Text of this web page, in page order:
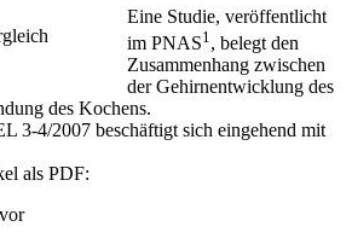
Eine Studie, veröffentlicht
im PNAS1 , belegt den
Zusammenhang zwischen
der Gehirnentwicklung des
des Kochens.
3-4/2007 beschäftigt sich eingehend mit
als PDF: